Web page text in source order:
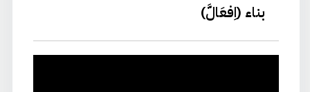
بناء (اِفعَالَّ)